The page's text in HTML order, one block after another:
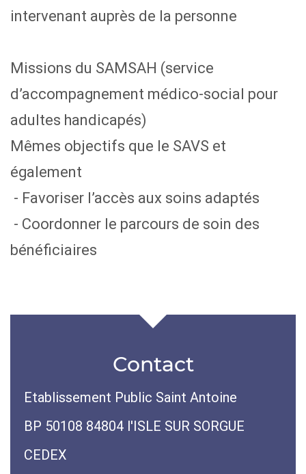
intervenant auprès de la personne
Missions du SAMSAH (service
d’accompagnement médico-social pour
adultes handicapés)
Mêmes objectifs que le SAVS et
également
- Favoriser l’accès aux soins adaptés
- Coordonner le parcours de soin des
bénéficiaires
Contact
Etablissement Public Saint Antoine
BP 50108 84804 l'ISLE SUR SORGUE
CEDEX